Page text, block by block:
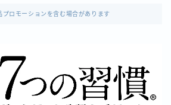
プロモーションを含む場合があります